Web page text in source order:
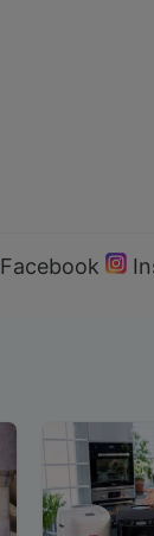
Facebook